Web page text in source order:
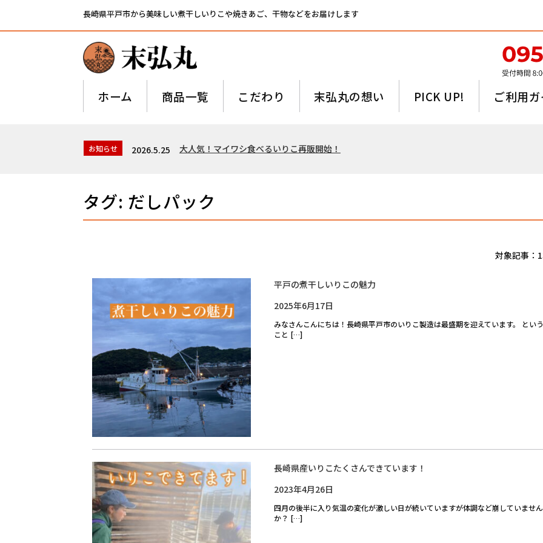
長崎県平戸市から美味しい煮干しいりこや焼きあご、干物などをお届けします
ホーム 商品一覧 こだわり 末弘丸の想い PICK UP! ご利用
お知らせ 2026.5.25 大人気！マイワシ食べるいりこ再販開始！
タグ: だしパック
対象記事：
平戸の煮干しいりこの魅力
2025年6月17日
みなさんこんにちは！長崎県平戸市のいりこ製造は最盛期を迎えています。 という
こと […]
長崎県産いりこたくさんできています！
2023年4月26日
四月の後半に入り気温の変化が激しい日が続いていますが体調など崩していません
か？ […]